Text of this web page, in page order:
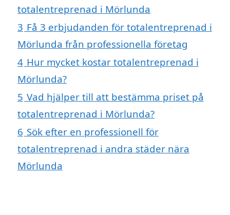
totalentreprenad i Mörlunda
3 Få 3 erbjudanden för totalentreprenad i
Mörlunda från professionella företag
4 Hur mycket kostar totalentreprenad i
Mörlunda?
5 Vad hjälper till att bestämma priset på
totalentreprenad i Mörlunda?
6 Sök efter en professionell för
totalentreprenad i andra städer nära
Mörlunda